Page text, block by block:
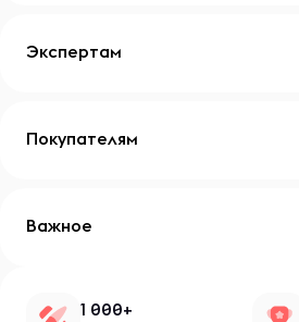
Экспертам
Покупателям
Важное
1 000+